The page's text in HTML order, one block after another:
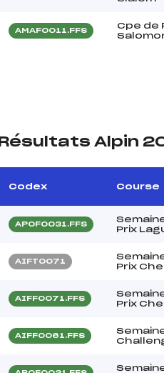
AMAF0011.FFS
Cpe de
Résultats Alpin
Codex Course
APOF0031.FFS
Prix
AIFT0071
Prix
AIFF0071.FFS
Prix
AIFF0061.FFS